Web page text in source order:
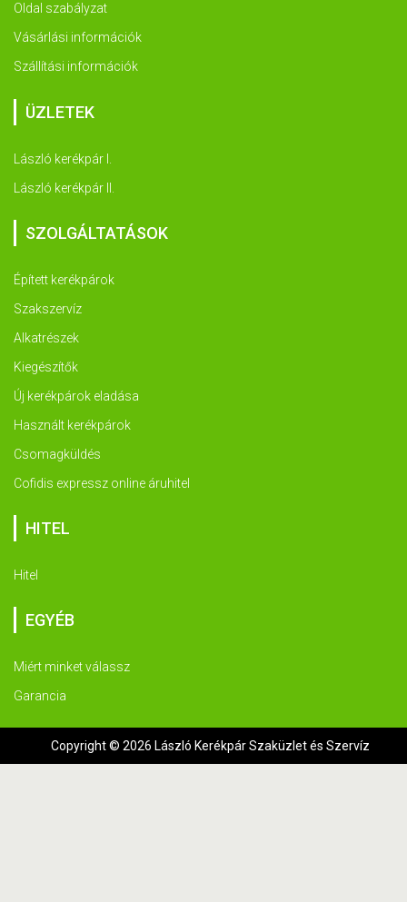
Oldal szabályzat
Vásárlási információk
Szállítási információk
ÜZLETEK
László kerékpár I.
László kerékpár II.
SZOLGÁLTATÁSOK
Épített kerékpárok
Szakszervíz
Alkatrészek
Kiegészítők
Új kerékpárok eladása
Használt kerékpárok
Csomagküldés
Cofidis expressz online áruhitel
HITEL
Hitel
EGYÉB
Miért minket válassz
Garancia
Copyright © 2026 László Kerékpár Szaküzlet és Szervíz